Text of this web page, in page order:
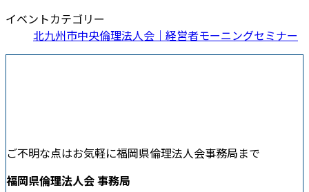
イベントカテゴリー
北九州市中央倫理法人会｜経営者モーニングセミナー
ご不明な点はお気軽に福岡県倫理法人会事務局まで
福岡県倫理法人会 事務局